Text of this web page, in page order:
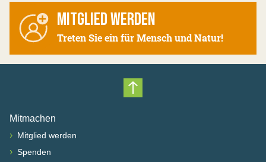
MITGLIED WERDEN
Treten Sie ein für Mensch und Natur!
Nach oben scrollen
Mitmachen
› Mitglied werden
› Spenden